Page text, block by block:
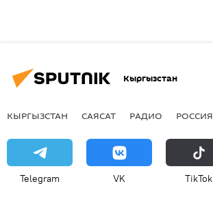
Кыргызстан
КЫРГЫЗСТАН САЯСАТ РАДИО РОССИЯ
Telegram VK ТikТоk